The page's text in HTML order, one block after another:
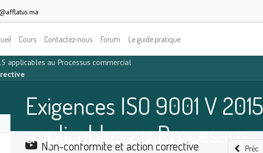
Cours Contactez-nous Forum Le guide pratique
applicables au Processus commercial
Exigences ISO 9001 V 2015
applicables au Processus
Non-conformité et action corrective Préc